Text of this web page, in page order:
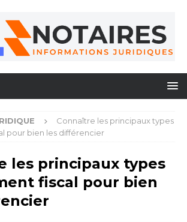
Connaître les principaux types
pour bien les différencier
les principaux types
fiscal pour bien